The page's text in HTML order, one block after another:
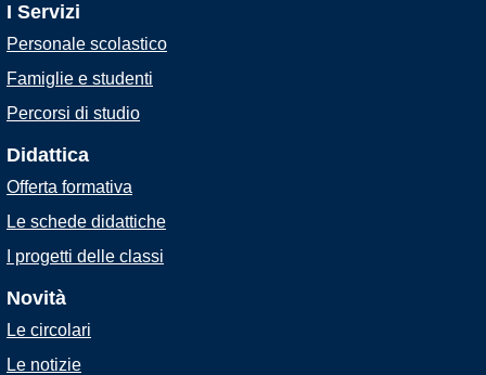
I Servizi
Personale scolastico
Famiglie e studenti
Percorsi di studio
Didattica
Offerta formativa
Le schede didattiche
I progetti delle classi
Novità
Le circolari
Le notizie